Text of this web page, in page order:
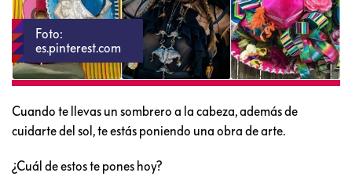
Foto:
es.pinterest.com
Cuando te llevas un sombrero a la cabeza, además de
cuidarte del sol, te estás poniendo una obra de arte.
¿Cuál de estos te pones hoy?